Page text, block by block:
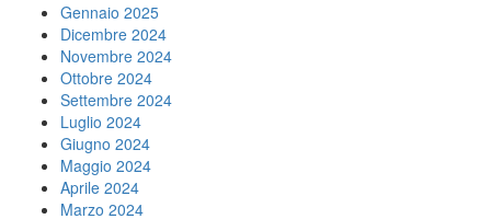
Gennaio 2025
Dicembre 2024
Novembre 2024
Ottobre 2024
Settembre 2024
Luglio 2024
Giugno 2024
Maggio 2024
Aprile 2024
Marzo 2024